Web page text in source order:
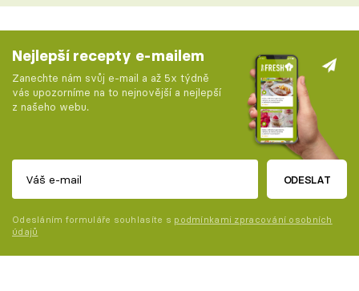
Nejlepší recepty e-mailem
Zanechte nám svůj e-mail a až 5x týdně
vás upozorníme na to nejnovější a nejlepší
z našeho webu.
ODESLAT
Odesláním formuláře souhlasíte s podmínkami zpracování osobních
údajů